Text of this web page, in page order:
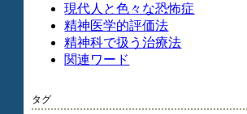
現代人と色々な恐怖症
精神医学的評価法
精神科で扱う治療法
関連ワード
タグ